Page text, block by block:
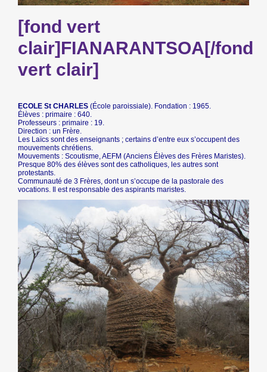
[fond vert
clair]FIANARANTSOA[/fond
vert clair]
ECOLE St CHARLES (École paroissiale). Fondation : 1965.
Élèves : primaire : 640.
Professeurs : primaire : 19.
Direction : un Frère.
Les Laïcs sont des enseignants ; certains d’entre eux s’occupent des
mouvements chrétiens.
Mouvements : Scoutisme, AEFM (Anciens Élèves des Frères Maristes).
Presque 80% des élèves sont des catholiques, les autres sont
protestants.
Communauté de 3 Frères, dont un s’occupe de la pastorale des
vocations. Il est responsable des aspirants maristes.